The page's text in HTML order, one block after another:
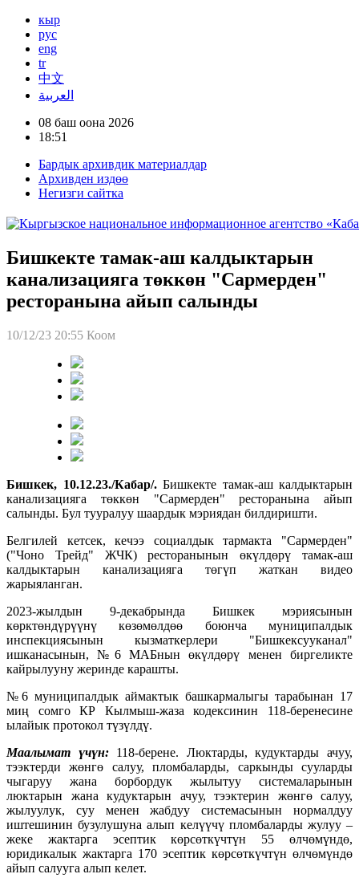
кыр
рус
eng
tr
中文
العربية
08 баш оона 2026
18:51
Бардык архивдик материалдар
Архивден издөө
Негизги сайтка
Бишкекте тамак-аш калдыктарын
канализацияга төккөн "Сармерден"
ресторанына айып салынды
10/12/23 20:55 Коом
Бишкек, 10.12.23./Кабар/. Бишкекте тамак-аш калдыктарын
канализацияга төккөн "Сармерден" ресторанына айып
салынды. Бул тууралуу шаардык мэриядан билдиришти.
Белгилей кетсек, кечээ социалдык тармакта "Сармерден"
("Чоно Трейд" ЖЧК) ресторанынын өкүлдөрү тамак-аш
калдыктарын канализацияга төгүп жаткан видео
жарыяланган.
2023-жылдын 9-декабрында Бишкек мэриясынын
көрктөндүрүүнү көзөмөлдөө боюнча муниципалдык
инспекциясынын кызматкерлери "Бишкексууканал"
ишканасынын, №6 МАБнын өкүлдөрү менен биргеликте
кайрылууну жеринде карашты.
№6 муниципалдык аймактык башкармалыгы тарабынан 17
миң сомго КР Кылмыш-жаза кодексинин 118-беренесине
ылайык протокол түзүлдү.
Маалымат үчүн: 118-берене. Люктарды, кудуктарды ачуу,
тээктерди жөнгө салуу, пломбаларды, саркынды сууларды
чыгаруу жана борбордук жылытуу системаларынын
люктарын жана кудуктарын ачуу, тээктерин жөнгө салуу,
жылуулук, суу менен жабдуу системасынын нормалдуу
иштешинин бузулушуна алып келүүчү пломбаларды жулуу –
жеке жактарга эсептик көрсөткүчтүн 55 өлчөмүндө,
юридикалык жактарга 170 эсептик көрсөткүчтүн өлчөмүндө
айып салууга алып келет.